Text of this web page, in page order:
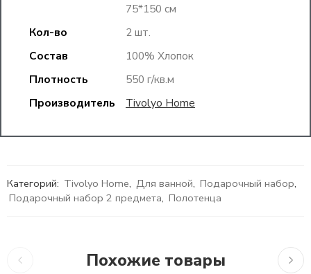
75*150 см
Кол-во
2 шт.
Состав
100% Хлопок
Плотность
550 г/кв.м
Производитель
Tivolyo Home
Категорий: Tivolyo Home, Для ванной, Подарочный набор,
Подарочный набор 2 предмета, Полотенца
Похожие товары